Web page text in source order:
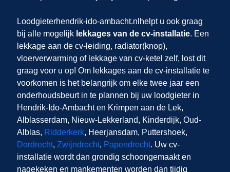
Loodgieterhendrik-ido-ambacht.nl helpt u ook graag
bij alle mogelijk lekkages van de cv-installatie. Een
lekkage aan de cv-leiding, radiator(knop),
vloerverwarming of lekkage van cv-ketel zelf, lost dit
graag voor u op! Om lekkages aan de cv-installatie te
voorkomen is het belangrijk om elke twee jaar een
onderhoudsbeurt in te plannen bij uw loodgieter in
Hendrik-Ido-Ambacht en Krimpen aan de Lek,
Alblasserdam, Nieuw-Lekkerland, Kinderdijk, Oud-
Alblas, Ridderkerk, Heerjansdam, Puttershoek,
Dordrecht, Zwijndrecht, Papendrecht. Uw cv-
installatie wordt dan grondig schoongemaakt en
nagekeken en mankementen worden dan tijdig